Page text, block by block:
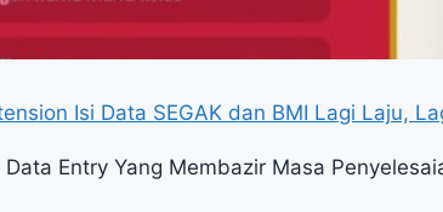
Isi Data SEGAK dan BMI Lagi Laju,
Entry Yang Membazir Masa